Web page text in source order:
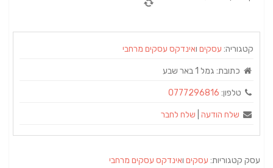
קטגוריה: עסקים ואינדקס עסקים מרחבי
כתובת: גמל 1 באר שבע
טלפון: 0777296816
שלח הודעה שלח לחבר
עסק קטגוריות: עסקים ואינדקס עסקים מרחבי